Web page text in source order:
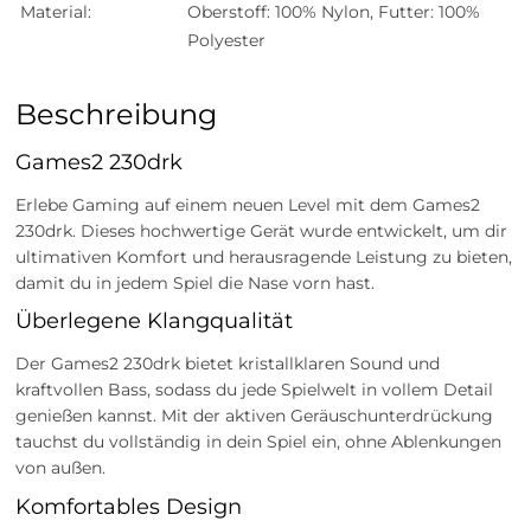
Material:
Oberstoff: 100% Nylon, Futter: 100%
Polyester
Beschreibung
Games2 230drk
Erlebe Gaming auf einem neuen Level mit dem Games2
230drk. Dieses hochwertige Gerät wurde entwickelt, um dir
ultimativen Komfort und herausragende Leistung zu bieten,
damit du in jedem Spiel die Nase vorn hast.
Überlegene Klangqualität
Der Games2 230drk bietet kristallklaren Sound und
kraftvollen Bass, sodass du jede Spielwelt in vollem Detail
genießen kannst. Mit der aktiven Geräuschunterdrückung
tauchst du vollständig in dein Spiel ein, ohne Ablenkungen
von außen.
Komfortables Design